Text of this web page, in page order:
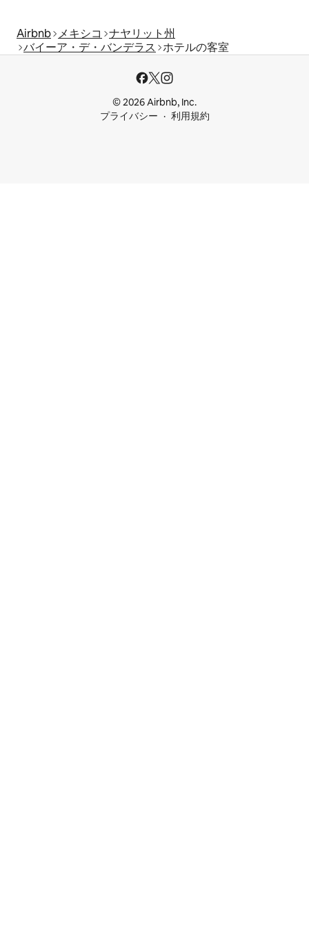
Airbnb メキシコ
ナヤリット州
バイーア・デ・バンデラス ホテルの客室
© 2026 Airbnb, Inc.
プライバシー
利用規約